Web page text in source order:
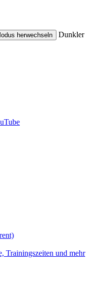
herwechseln
Dunkler
Trainingszeiten und mehr